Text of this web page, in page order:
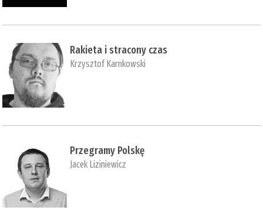
Rakieta i stracony czas
Krzysztof Karnkowski
Przegramy Polskę
Jacek Liziniewicz